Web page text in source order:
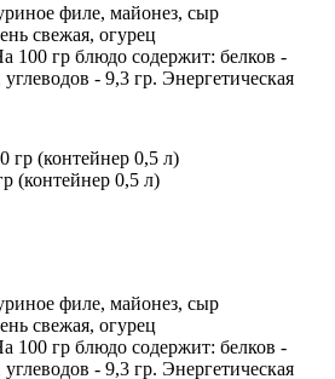
филе, майонез, сыр
свежая, огурец
100 гр блюдо содержит: белков -
- 9,3 гр. Энергетическая
(контейнер 0,5 л)
филе, майонез, сыр
свежая, огурец
100 гр блюдо содержит: белков -
- 9,3 гр. Энергетическая